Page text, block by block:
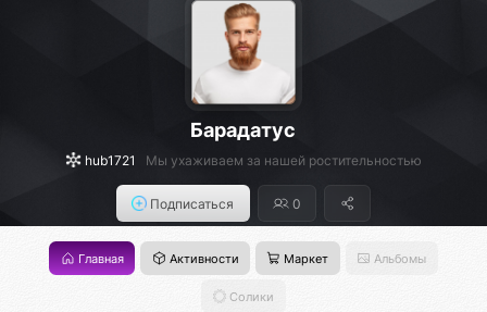
Барадатус
hub1721 Мы ухаживаем за нашей ростительностью
Подписаться 0
Главная Активности Маркет Альбомы
Солики